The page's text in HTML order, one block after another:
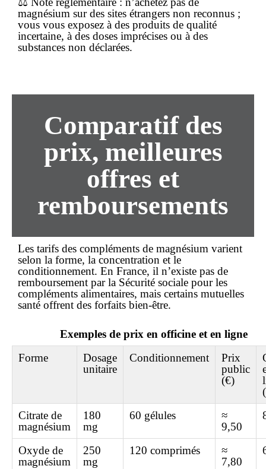
magnésium sur des sites étrangers non reconnus ;
vous vous exposez à des produits de qualité
incertaine, à des doses imprécises ou à des
substances non déclarées.
Comparatif des
prix, meilleures
offres et
remboursements
Les tarifs des compléments de magnésium varient
selon la forme, la concentration et le
conditionnement. En France, il n’existe pas de
remboursement par la Sécurité sociale pour les
compléments alimentaires, mais certains mutuelles
santé offrent des forfaits bien-être.
Exemples de prix en officine et en ligne
Forme
Dosage
unitaire
Conditionnement
Prix
public
(€)
Citrate de
magnésium
180
mg
60 gélules
≈
9,50
Oxyde de
magnésium
250
mg
120 comprimés
≈
7,80